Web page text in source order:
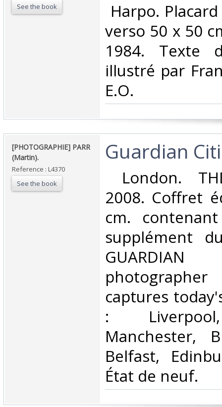
See the book
Harpo.
verso 50 x 50
1984. Texte
illustré par
E.O.‎
‎[PHOTOGRAPHIE] PARR
(Martin).‎
Reference : L4370
See the book
‎Guardian
London.
2008. Coffret
cm.
supplément
captures
:
Manchester,
Belfast,
État de neuf.‎